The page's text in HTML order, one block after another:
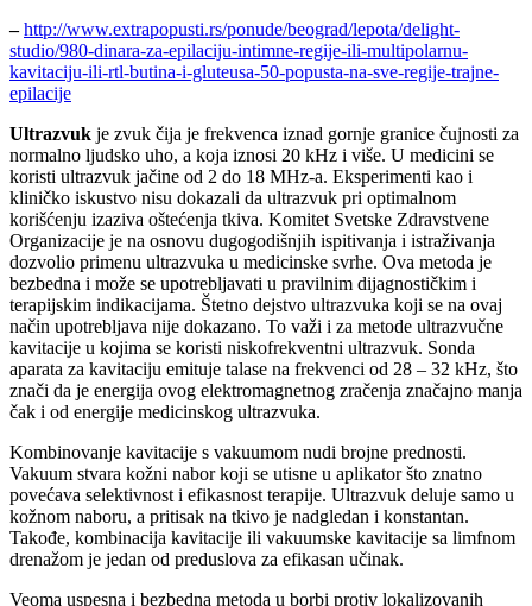
–http://www.extrapopusti.rs/ponude/beograd/lepota/delight-
studio/980-dinara-za-epilaciju-intimne-regije-ili-multipolarnu-
kavitaciju-ili-rtl-butina-i-gluteusa-50-popusta-na-sve-regije-trajne-
epilacije
Ultrazvuk je zvuk čija je frekvenca iznad gornje granice čujnosti za
normalno ljudsko uho, a koja iznosi 20 kHz i više. U medicini se
koristi ultrazvuk jačine od 2 do 18 MHz-a. Eksperimenti kao i
kliničko iskustvo nisu dokazali da ultrazvuk pri optimalnom
korišćenju izaziva oštećenja tkiva. Komitet Svetske Zdravstvene
Organizacije je na osnovu dugogodišnjih ispitivanja i istraživanja
dozvolio primenu ultrazvuka u medicinske svrhe. Ova metoda je
bezbedna i može se upotrebljavati u pravilnim dijagnostičkim i
terapijskim indikacijama. Štetno dejstvo ultrazvuka koji se na ovaj
način upotrebljava nije dokazano. To važi i za metode ultrazvučne
kavitacije u kojima se koristi niskofrekventni ultrazvuk. Sonda
aparata za kavitaciju emituje talase na frekvenci od 28 – 32 kHz, što
znači da je energija ovog elektromagnetnog zračenja značajno manja
čak i od energije medicinskog ultrazvuka.
Kombinovanje kavitacije s vakuumom nudi brojne prednosti.
Vakuum stvara kožni nabor koji se utisne u aplikator što znatno
povećava selektivnost i efikasnost terapije. Ultrazvuk deluje samo u
kožnom naboru, a pritisak na tkivo je nadgledan i konstantan.
Takođe, kombinacija kavitacije ili vakuumske kavitacije sa limfnom
drenažom je jedan od preduslova za efikasan učinak.
Veoma uspesna i bezbedna metoda u borbi protiv lokalizovanih